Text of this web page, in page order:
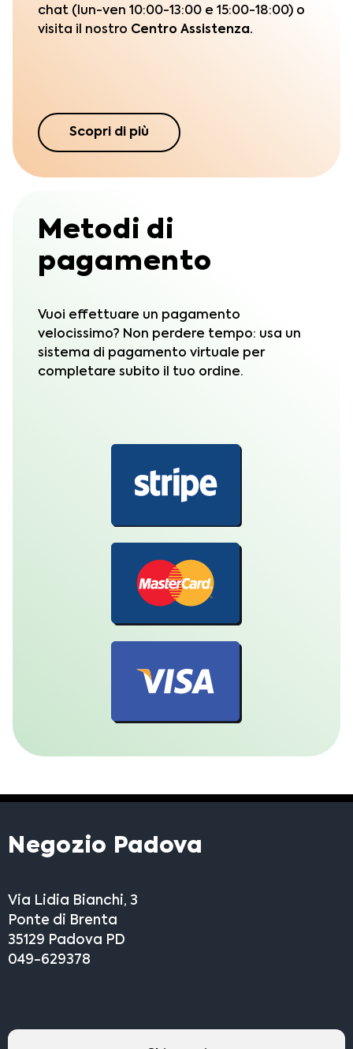
chat (lun-ven 10:00-13:00 e 15:00-18:00) o
visita il nostro Centro Assistenza.
Scopri di più
Metodi di
pagamento
Vuoi effettuare un pagamento
velocissimo? Non perdere tempo: usa un
sistema di pagamento virtuale per
completare subito il tuo ordine.
Negozio Padova
Via Lidia Bianchi, 3
Ponte di Brenta
35129 Padova PD
049-629378